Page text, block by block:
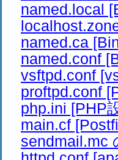
named.local
named.ca
named.conf
vsftpd.conf
proftpd.conf
php.ini [PHP
main.cf
sendmail.mc